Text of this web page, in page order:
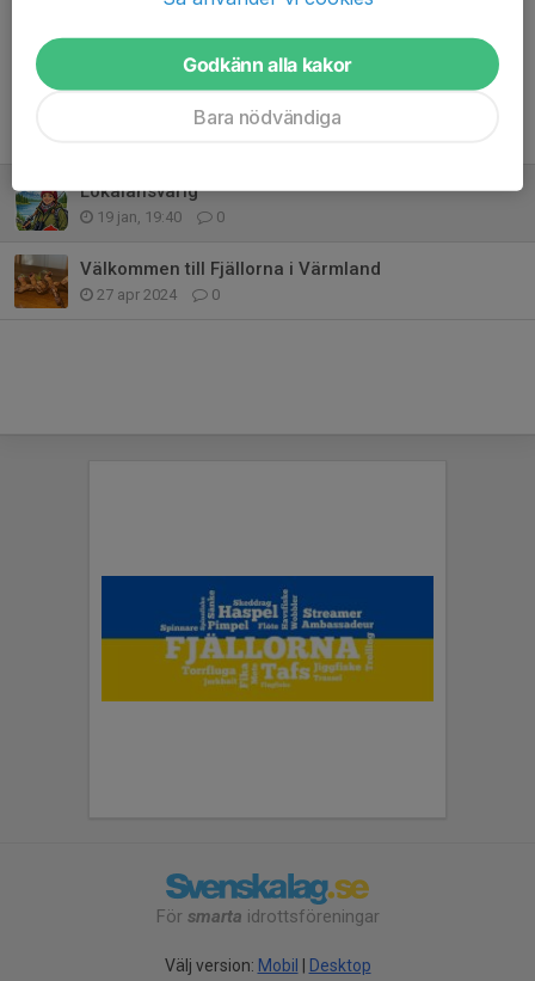
Lokalansvarig
19 jan, 19:40 0
Välkommen till Fjällorna i Värmland
27 apr 2024 0
För smarta idrottsföreningar
Välj version: Mobil | Desktop
Godkänn alla kakor
Bara nödvändiga